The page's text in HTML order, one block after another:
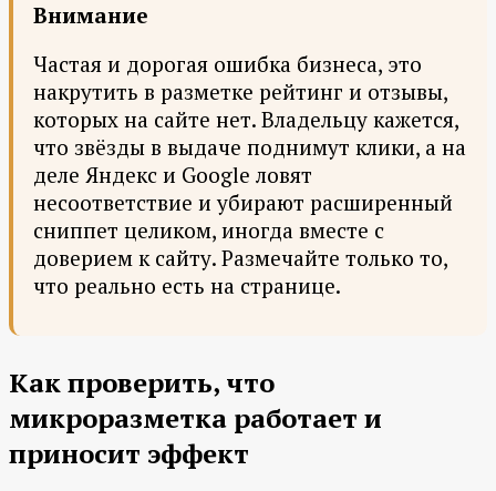
Внимание
Частая и дорогая ошибка бизнеса, это
накрутить в разметке рейтинг и отзывы,
которых на сайте нет. Владельцу кажется,
что звёзды в выдаче поднимут клики, а на
деле Яндекс и Google ловят
несоответствие и убирают расширенный
сниппет целиком, иногда вместе с
доверием к сайту. Размечайте только то,
что реально есть на странице.
Как проверить, что
микроразметка работает и
приносит эффект